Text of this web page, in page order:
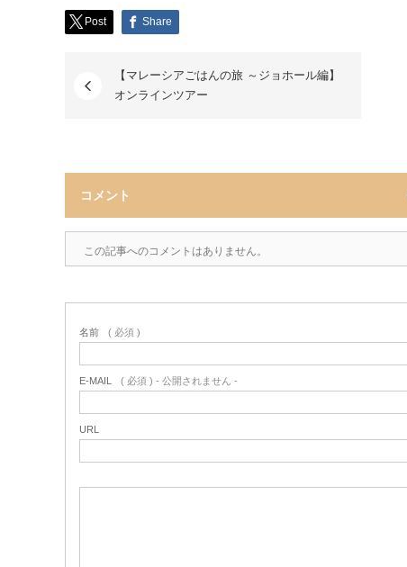
Post Share
【マレーシアごはんの旅 ～ジョホール編】
オンラインツアー
コメント
この記事へのコメントはありません。
名前 ( 必須 )
E-MAIL ( 必須 ) - 公開されません -
URL